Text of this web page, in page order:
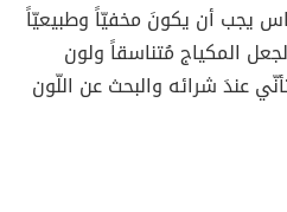
يجب أن يكونَ مخفيّاً وطبيعيّاً
المكياج مُتناسقاً ولون
عندَ شرائه والبحث عن اللّون